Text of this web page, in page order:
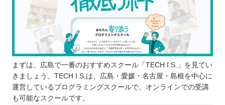
まずは、広島で一番のおすすめスクール「TECH I.S.」を見てい
きましょう。TECH I.S.は、広島・愛媛・名古屋・島根を中心に
運営しているプログラミングスクールで、オンラインでの受講
も可能なスクールです。